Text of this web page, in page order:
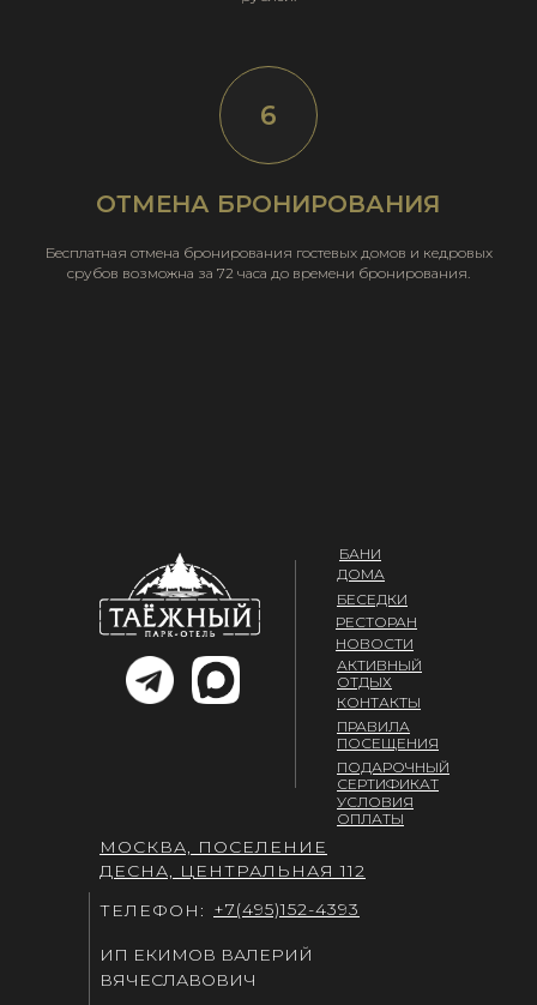
ОТМЕНА БРОНИРОВАНИЯ
Бесплатная отмена бронирования гостевых домов и кедровых
срубов возможна за 72 часа до времени бронирования.
АКТИВНЫЙ
ОТДЫХ
БАНИ
ДОМА
МОСКВА, ПОСЕЛЕНИЕ
ДЕСНА, ЦЕНТРАЛЬНАЯ 112
БЕСЕДКИ
ИП ЕКИМОВ ВАЛЕРИЙ
ВЯЧЕСЛАВОВИЧ
РЕСТОРАН
ТЕЛЕФОН:
КОНТАКТЫ
+7(495)152-4393
ПРАВИЛА
ПОСЕЩЕНИЯ
УСЛОВИЯ
ОПЛАТЫ
ПОДАРОЧНЫЙ
СЕРТИФИКАТ
НОВОСТИ